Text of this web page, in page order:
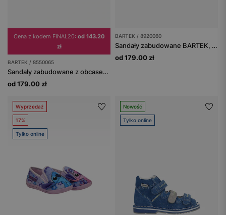
Cena z kodem FINAL20: od 143.20
zł
BARTEK / 8550065
Sandały zabudowane z obcasem Thomasa BARTEK, 85500-65, dla dziewcząt, różowe
od 179.00 zł
BARTEK / 8920060
Sandały zabudowane BARTEK, 89200-60, dla chłopców, popielato-granatowe
od 179.00 zł
Wyprzedaż
17%
Tylko online
Nowość
Tylko online